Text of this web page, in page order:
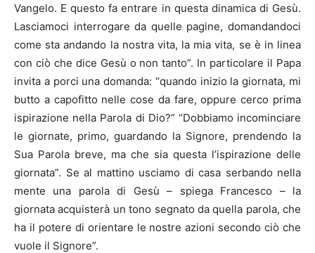
Vangelo. E questo fa entrare in questa dinamica di Gesù.
Lasciamoci interrogare da quelle pagine, domandandoci
come sta andando la nostra vita, la mia vita, se è in linea
con ciò che dice Gesù o non tanto”. In particolare il Papa
invita a porci una domanda: “quando inizio la giornata, mi
butto a capofitto nelle cose da fare, oppure cerco prima
ispirazione nella Parola di Dio?” “Dobbiamo incominciare
le giornate, primo, guardando la Signore, prendendo la
Sua Parola breve, ma che sia questa l’ispirazione delle
giornata”. Se al mattino usciamo di casa serbando nella
mente una parola di Gesù – spiega Francesco – la
giornata acquisterà un tono segnato da quella parola, che
ha il potere di orientare le nostre azioni secondo ciò che
vuole il Signore”.